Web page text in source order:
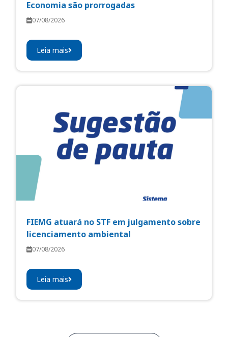
Economia são prorrogadas
07/08/2026
Leia mais
FIEMG atuará no STF em julgamento sobre
licenciamento ambiental
07/08/2026
Leia mais